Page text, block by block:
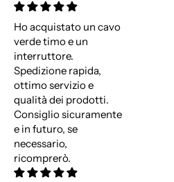
Ho acquistato un cavo
verde timo e un
interruttore.
Spedizione rapida,
ottimo servizio e
qualità dei prodotti.
Consiglio sicuramente
e in futuro, se
necessario,
ricomprerò.